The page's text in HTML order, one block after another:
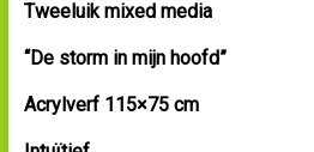
Tweeluik mixed media
“De storm in mijn hoofd”
Acrylverf 115×75 cm